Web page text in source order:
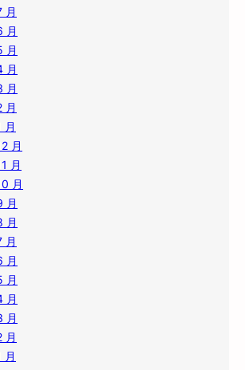
月
月
月
月
月
月
月
月
月
月
月
月
月
月
月
月
月
月
月